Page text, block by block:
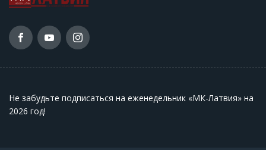
Не забудьте подписаться на еженедельник «МК-Латвия» на
2026 год!